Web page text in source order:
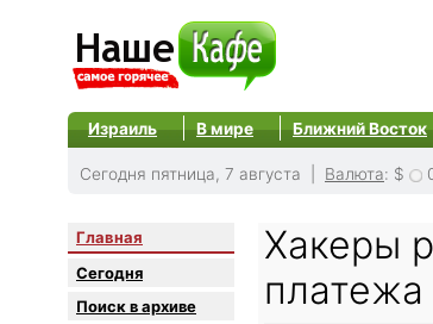
Израиль В мире Ближний Восток
Сегодня пятница, 7 августа | Валюта: $
Главная
Сегодня
Поиск в архиве
Хакеры